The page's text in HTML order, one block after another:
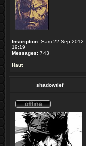
Inscription: Sam 22 Sep 2012
19:19
Messages: 743
Haut
shadowtief